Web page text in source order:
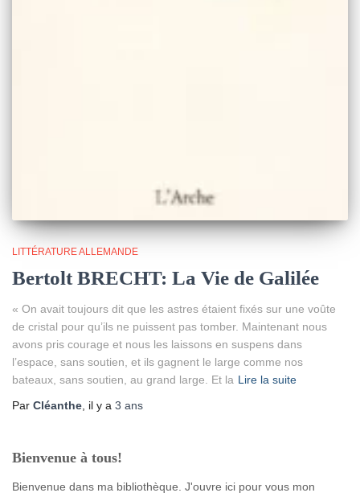
LITTÉRATURE ALLEMANDE
Bertolt BRECHT: La Vie de Galilée
« On avait toujours dit que les astres étaient fixés sur une voûte
de cristal pour qu’ils ne puissent pas tomber. Maintenant nous
avons pris courage et nous les laissons en suspens dans
l’espace, sans soutien, et ils gagnent le large comme nos
bateaux, sans soutien, au grand large. Et la Lire la suite
Par Cléanthe , il y a 3 ans
Bienvenue à tous!
Bienvenue dans ma bibliothèque. J'ouvre ici pour vous mon